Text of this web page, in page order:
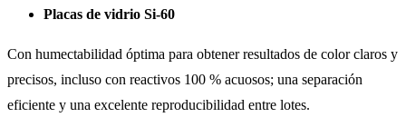
Placas de vidrio Si-60
Con humectabilidad óptima para obtener resultados de color claros y
precisos, incluso con reactivos 100 % acuosos; una separación
eficiente y una excelente reproducibilidad entre lotes.